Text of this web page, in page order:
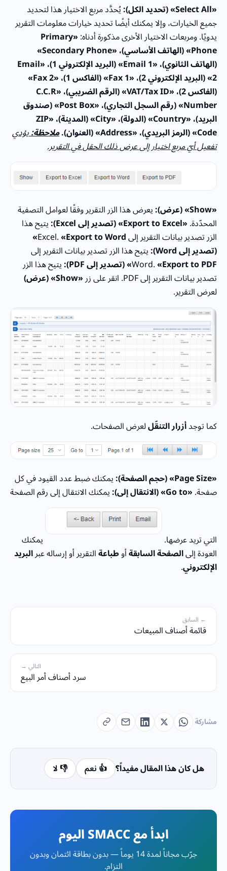
«Select All» (تحديد الكل): يُحدَّد مربع الاختيار هذا لتحديد
جميع الخيارات، وإلا يمكنك أيضًا تحديد خيارات معلومات التقرير
يدويًا. ومربعات الاختيار الأخرى مذكورة أدناه: «Primary
Phone» (الهاتف الأساسي)، «Secondary Phone»
(الهاتف الثانوي)، «Email 1» (البريد الإلكتروني 1)، «Email
2» (البريد الإلكتروني 2)، «Fax 1» (الفاكس 1)، «Fax 2»
(الفاكس 2)، «VAT/Tax ID» (الرقم الضريبي)، «C.C.R
Number» (رقم السجل التجاري)، «Post Box» (صندوق
البريد)، «Country» (الدولة)، «City» (المدينة)، «ZIP
Code» (الرمز البريدي)، «Address» (العنوان). ملاحظة:يؤدي
تفعيل أيّ مربع اختيار إلى عرض ذلك الحقل في التقرير.
«Show» (عرض): يعرض هذا الزر التقرير وفقًا لعوامل التصفية
المحدّدة.«Export to Excel» (تصدير إلى Excel): يتيح هذا
الزر تصدير بيانات التقرير إلى Excel. «Export to Word»
(تصدير إلى Word): يتيح هذا الزر تصدير بيانات التقرير إلى
Word.«Export to PDF» (تصدير إلى PDF): يتيح هذا الزر
تصدير بيانات التقرير إلى PDF. انقر على زر «Show» (عرض)
لعرض التقرير.
كما توجدأزرار التنقّللعرض الصفحات.
«Page Size» (حجم الصفحة): يمكنك ضبط عدد القيود في كل
صفحة.«Go to» (الانتقال إلى): يمكنك الانتقال إلى رقم الصفحة
التي تريد عرضها. يمكنك
العودة إلىالصفحة السابقةأوطباعةالتقرير أو إرساله عبرالبريد
الإلكتروني.
← السابق
قائمة أصناف المبيعات
التالي →
سرد أصناف أمر البيع
مشاركة
هل كان هذا المقال مفيداً؟ 👍 نعم 👎 لا
ابدأ مع SMACC اليوم
جرّب مجاناً لمدة 14 يوماً — بدون بطاقة ائتمان وبدون
التزام.